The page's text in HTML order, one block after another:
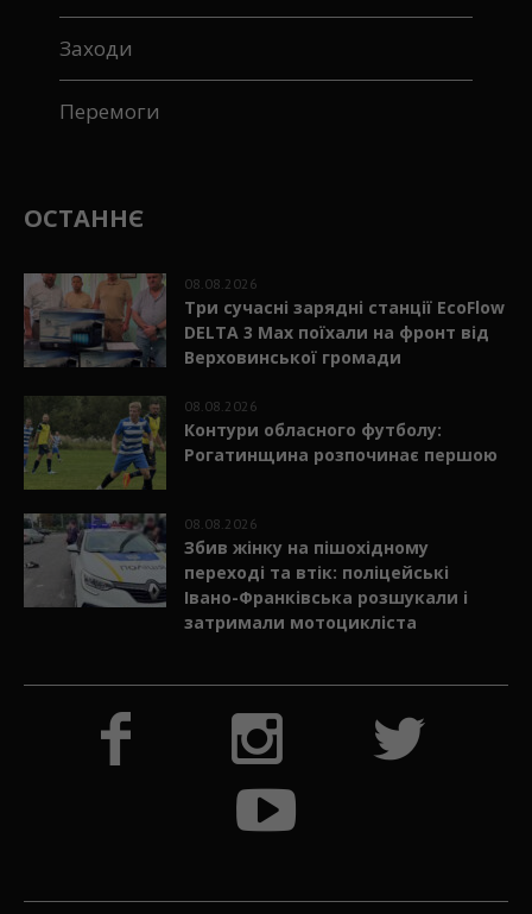
Заходи
Перемоги
ОСТАННЄ
08.08.2026
Три сучасні зарядні станції EcoFlow
DELTA 3 Max поїхали на фронт від
Верховинської громади
08.08.2026
Контури обласного футболу:
Рогатинщина розпочинає першою
08.08.2026
Збив жінку на пішохідному
переході та втік: поліцейські
Івано-Франківська розшукали і
затримали мотоцикліста